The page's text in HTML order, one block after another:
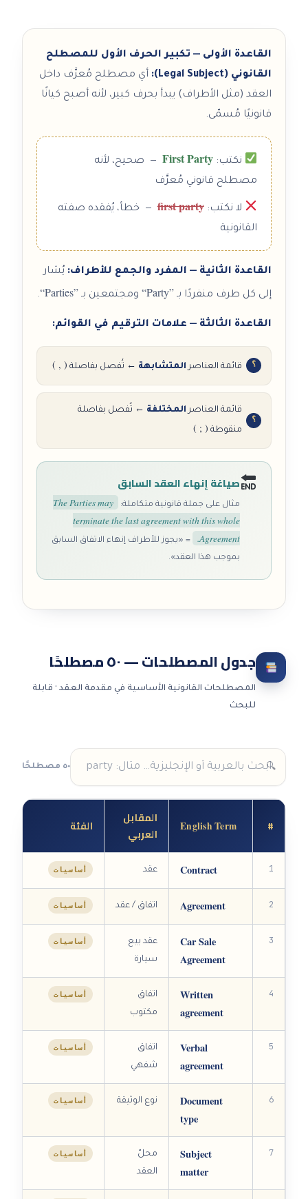
القاعدة الأولى — تكبير الحرف الأول للمصطلح
القانوني (Legal Subject):
أي مصطلح مُعرَّف داخل
العقد (مثل الأطراف) يبدأ بحرف كبير، لأنه أصبح كيانًا
قانونيًا مُسمّى.
نكتب:First Party — صحيح، لأنه
مصطلح قانوني مُعرَّف
لا نكتب:first party— خطأ، يُفقده صفته
القانونية
القاعدة الثانية — المفرد والجمع للأطراف: يُشار
إلى كل طرف منفردًا بـ “Party” ومجتمعين بـ “Parties”
.
القاعدة الثالثة — علامات الترقيم في القوائم:
قائمة العناصر المتشابهة ← تُفصل بفاصلة ( , )
قائمة العناصر المختلفة ← تُفصل بفاصلة
منقوطة ( ; )
صياغة إنهاء العقد السابق
مثال على جملة قانونية متكاملة:
The Parties may
terminate the last agreement with this whole
Agreement.
= «يجوز للأطراف إنهاء الاتفاق السابق
بموجب هذا العقد».
جدول المصطلحات — ٥٠ مصطلحًا
المصطلحات القانونية الأساسية في مقدمة العقد · قابلة
للبحث
٥٠ مصطلحًا
#
English Term
المقابل
العربي
الفئة
1
Contract عقد أساسيات
2
Agreement اتفاق / عقد أساسيات
3
Car Sale
Agreement
عقد بيع
سيارة
أساسيات
4
Written
agreement
اتفاق
مكتوب
أساسيات
5
Verbal
agreement
اتفاق
شفهي
أساسيات
6
Document
type
نوع الوثيقة أساسيات
7
Subject
matter
محلّ
العقد
أساسيات